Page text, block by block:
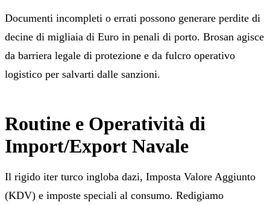
Documenti incompleti o errati possono generare perdite di
decine di migliaia di Euro in penali di porto. Brosan agisce
da barriera legale di protezione e da fulcro operativo
logistico per salvarti dalle sanzioni.
Routine e Operatività di
Import/Export Navale
Il rigido iter turco ingloba dazi, Imposta Valore Aggiunto
(KDV) e imposte speciali al consumo. Redigiamo